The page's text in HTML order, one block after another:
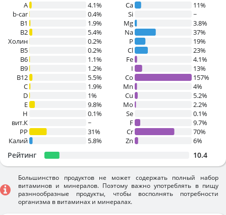
A
4.1%
b-car
0.4%
В1
1.9%
B2
5.4%
Холин
0.2%
B5
0.2%
B6
1.1%
B9
1.2%
B12
5.5%
C
1.9%
D
1%
E
9.8%
H
0.1%
вит.К
~
PP
31%
Калий
5.8%
Ca
11%
Si
~
Mg
3.8%
Na
37%
P
19%
Cl
23%
Fe
4.1%
I
13%
Co
157%
Mn
4%
Cu
5.2%
Mo
2.2%
Se
0.1%
F
9.7%
Cr
70%
Zn
6%
Рейтинг 10.4
Большинство продуктов не может содержать полный набор
витаминов и минералов. Поэтому важно употреблять в пищу
разннообразные продукты, чтобы восполнять потребности
организма в витаминах и минералах.